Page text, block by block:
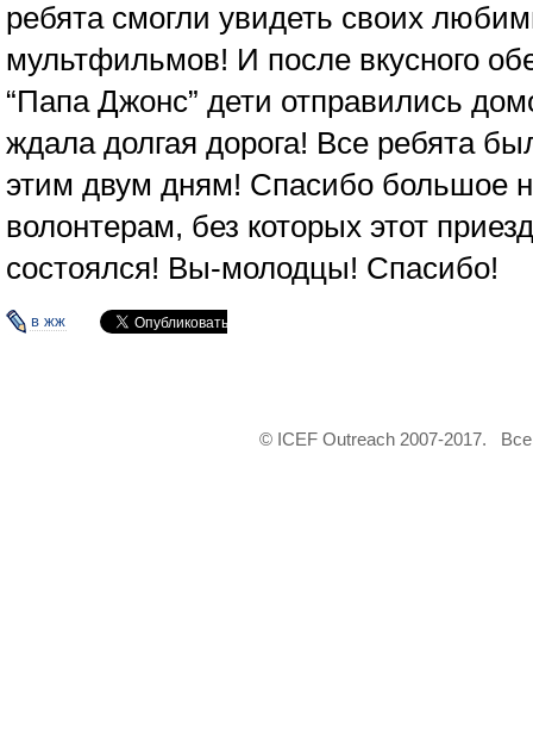
ребята смогли увидеть своих
мультфильмов! И после вкусного
“Папа Джонс” дети отправились
ждала долгая дорога! Все ребята
этим двум дням! Спасибо большое
волонтерам, без которых этот
состоялся! Вы-молодцы! Спасибо!
в жж
© ICEF Outreach 2007-2017.